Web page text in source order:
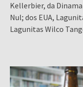
Kellerbier, da
Nul; dos EUA,
Lagunitas Wilco